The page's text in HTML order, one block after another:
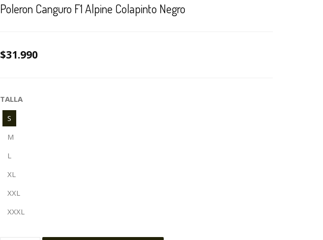
Poleron Canguro F1 Alpine Colapinto Negro
$31.990
TALLA
S
M
L
XL
XXL
XXXL